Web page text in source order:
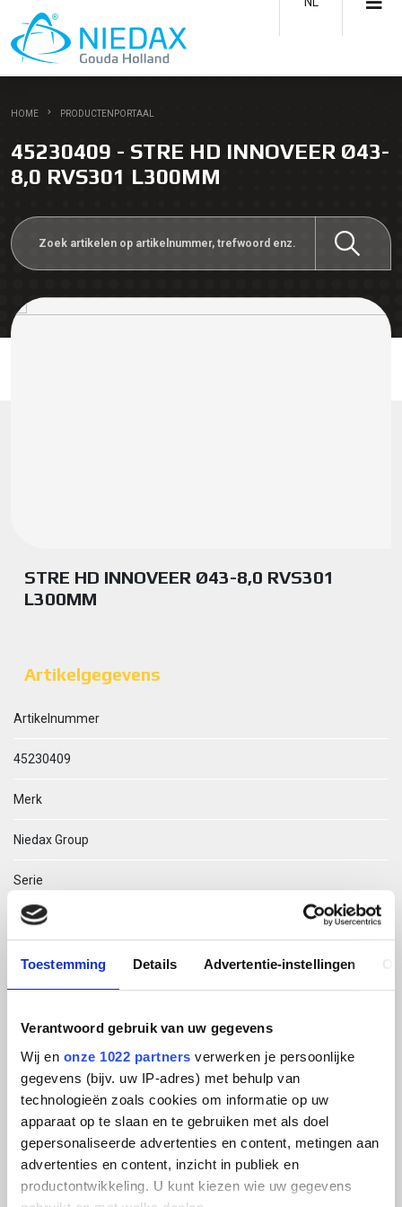
Toestemming Details Advertentie-instellingen
Verantwoord gebruik van uw gegevens
Wij en onze 1022 partners verwerken je persoonlijke
gegevens (bijv. uw IP-adres) met behulp van
technologieën zoals cookies om informatie op uw
apparaat op te slaan en te gebruiken met als doel
gepersonaliseerde advertenties en content, metingen aan
advertenties en content, inzicht in publiek en
productontwikkeling. U kunt kiezen wie uw gegevens
HOME PRODUCTENPORTAAL
45230409 - STRE HD INNOVEER Ø43-
8,0 RVS301 L300MM
STRE HD INNOVEER Ø43-8,0 RVS301
L300MM
Artikelgegevens
Artikelnummer
45230409
Merk
Niedax Group
Serie
Gouda Kabelladder hygiënisch
Type
08719972052857
Technische omschrijving
STRE HD Innoveer Ø43-8,0 RVS301 L300mm
ETIM Klasse